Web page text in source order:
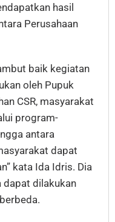
hasil
Perusahaan
baik kegiatan
oleh Pupuk
CSR, masyarakat
program-
antara
dapat
kata Ida Idris. Dia
dapat dilakukan